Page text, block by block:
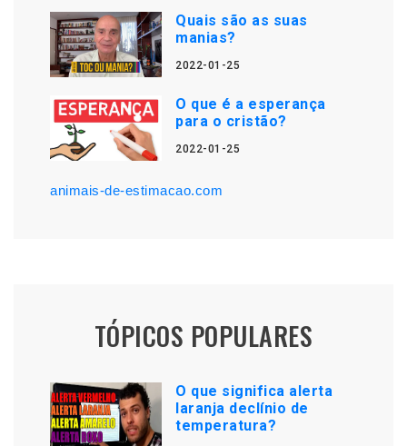
Quais são as suas
manias?
2022-01-25
O que é a esperança
para o cristão?
2022-01-25
animais-de-estimacao.com
TÓPICOS POPULARES
O que significa alerta
laranja declínio de
temperatura?